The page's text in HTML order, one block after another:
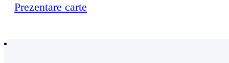
Prezentare carte